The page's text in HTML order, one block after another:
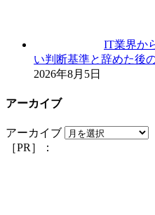
IT業界か
い判断基準と辞めた後
2026年8月5日
アーカイブ
アーカイブ
［PR］：